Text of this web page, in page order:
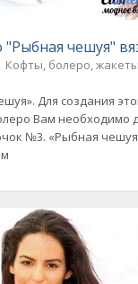
"Рыбная чешуя"
Кофты, болеро,
Для создания
Вам необходимо
№3. «Рыбная